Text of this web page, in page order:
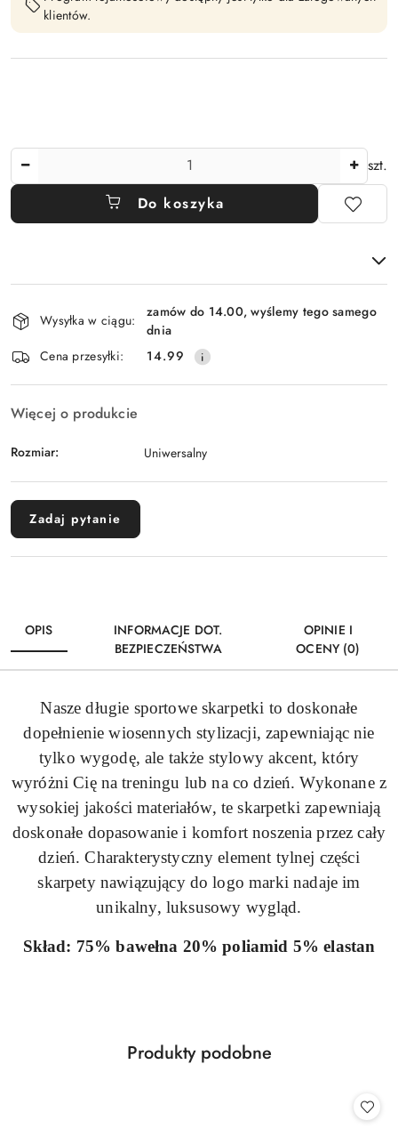
klientów.
szt.
Do koszyka
i
dostawa
Wysyłka w ciągu:
zamów do 14.00, wyślemy tego samego
dnia
Cena przesyłki:
14.99
Więcej o produkcie
Rozmiar: Uniwersalny
Zadaj pytanie
OPIS
INFORMACJE DOT.
BEZPIECZEŃSTWA
OPINIE I
OCENY (0)
Nasze długie sportowe skarpetki to doskonałe
dopełnienie wiosennych stylizacji, zapewniając nie
tylko wygodę, ale także stylowy akcent, który
wyróżni Cię na treningu lub na co dzień. Wykonane z
wysokiej jakości materiałów, te skarpetki zapewniają
doskonałe dopasowanie i komfort noszenia przez cały
dzień. Charakterystyczny element tylnej części
skarpety nawiązujący do logo marki nadaje im
unikalny, luksusowy wygląd.
Skład: 75% bawełna 20% poliamid 5% elastan
Pomiń karuzelę produktów
Produkty
Produkty podobne